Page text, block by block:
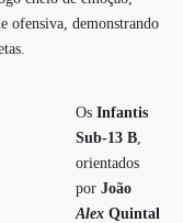
ofensiva, demonstrando
Os Infantis
Sub-13 B
orientados
por João
Alex Quintal